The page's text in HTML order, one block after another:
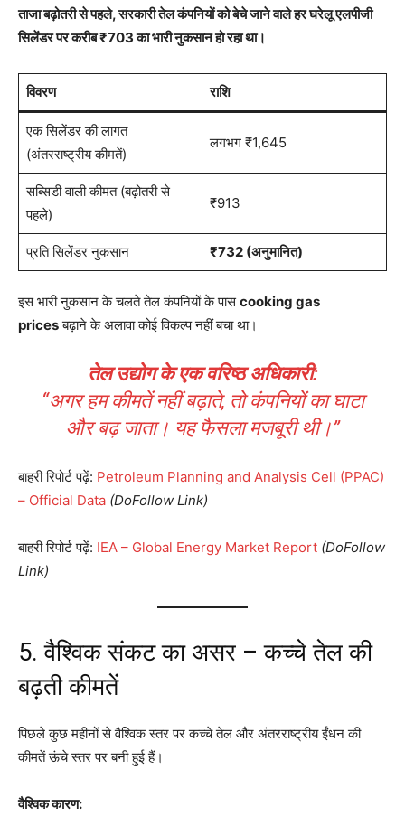
ताजा बढ़ोतरी से पहले, सरकारी तेल कंपनियों को बेचे जाने वाले हर घरेलू एलपीजी
सिलेंडर पर करीब ₹703 का भारी नुकसान हो रहा था।
विवरण राशि
एक सिलेंडर की लागत
(अंतरराष्ट्रीय कीमतें)
लगभग ₹1,645
सब्सिडी वाली कीमत (बढ़ोतरी से
पहले)
₹913
प्रति सिलेंडर नुकसान ₹732 (अनुमानित)
इस भारी नुकसान के चलते तेल कंपनियों के पासcooking gas
pricesबढ़ाने के अलावा कोई विकल्प नहीं बचा था।
तेल उद्योग के एक वरिष्ठ अधिकारी:
“अगर हम कीमतें नहीं बढ़ाते, तो कंपनियों का घाटा
और बढ़ जाता। यह फैसला मजबूरी थी।”
बाहरी रिपोर्ट पढ़ें: Petroleum Planning and Analysis Cell (PPAC)
– Official Data (DoFollow Link)
बाहरी रिपोर्ट पढ़ें: IEA – Global Energy Market Report (DoFollow
Link)
5. वैश्विक संकट का असर – कच्चे तेल की
बढ़ती कीमतें
पिछले कुछ महीनों से वैश्विक स्तर पर कच्चे तेल और अंतरराष्ट्रीय ईंधन की
कीमतें ऊंचे स्तर पर बनी हुई हैं।
वैश्विक कारण: